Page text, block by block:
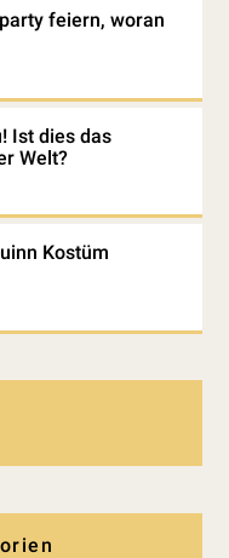
feiern, woran
Ist dies das
Welt?
Kostüm